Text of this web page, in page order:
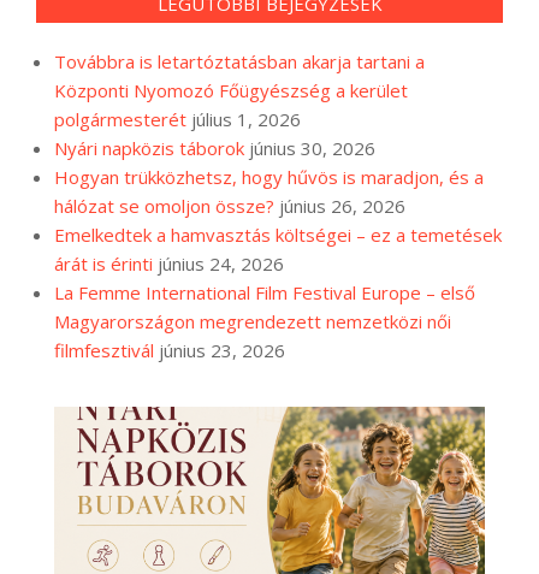
Továbbra is letartóztatásban akarja tartani a
Központi Nyomozó Főügyészség a kerület
polgármesterét július 1, 2026
Nyári napközis táborok június 30, 2026
Hogyan trükközhetsz, hogy hűvös is maradjon, és a
hálózat se omoljon össze? június 26, 2026
Emelkedtek a hamvasztás költségei – ez a temetések
árát is érinti június 24, 2026
La Femme International Film Festival Europe – első
Magyarországon megrendezett nemzetközi női
filmfesztivál június 23, 2026